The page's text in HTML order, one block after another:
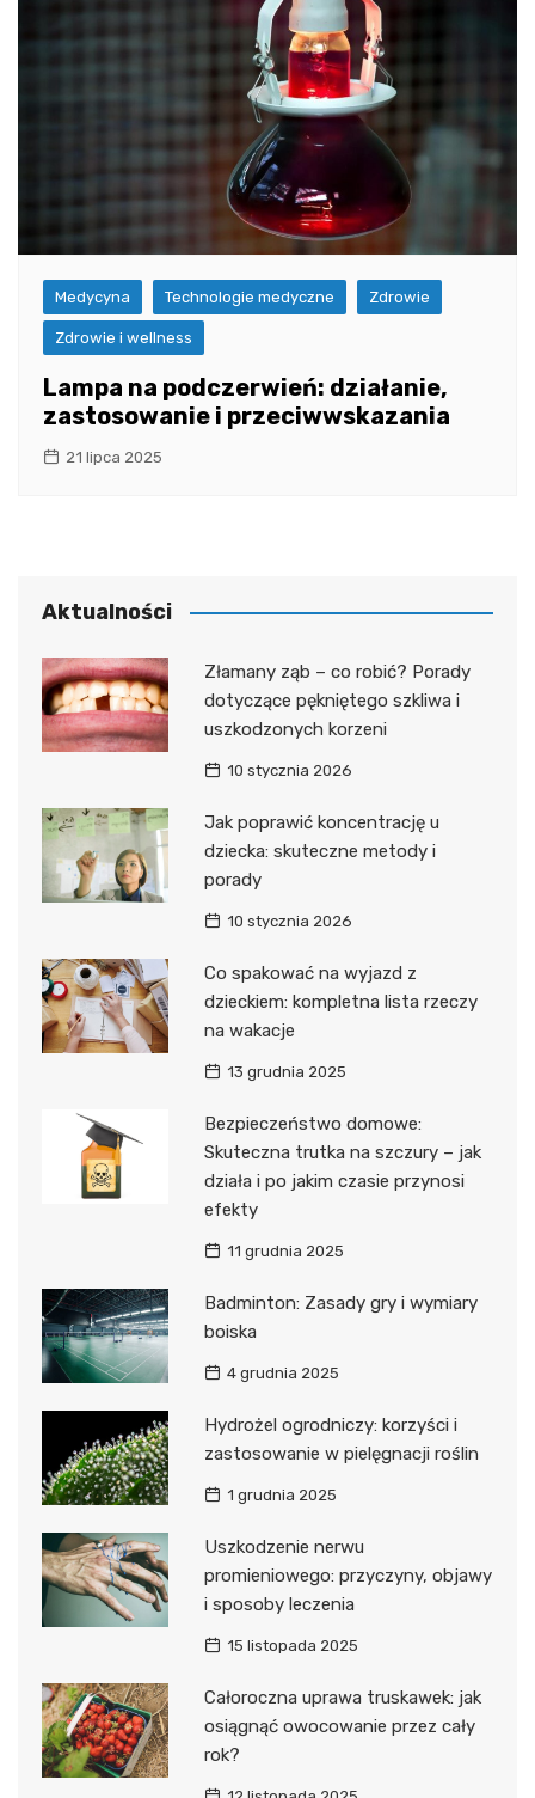
Medycyna Technologie medyczne Zdrowie
Zdrowie i wellness
Lampa na podczerwień: działanie,
zastosowanie i przeciwwskazania
21 lipca 2025
Aktualności
Złamany ząb – co robić? Porady
dotyczące pękniętego szkliwa i
uszkodzonych korzeni
10 stycznia 2026
Jak poprawić koncentrację u
dziecka: skuteczne metody i
porady
10 stycznia 2026
Co spakować na wyjazd z
dzieckiem: kompletna lista rzeczy
na wakacje
13 grudnia 2025
Bezpieczeństwo domowe:
Skuteczna trutka na szczury – jak
działa i po jakim czasie przynosi
efekty
11 grudnia 2025
Badminton: Zasady gry i wymiary
boiska
4 grudnia 2025
Hydrożel ogrodniczy: korzyści i
zastosowanie w pielęgnacji roślin
1 grudnia 2025
Uszkodzenie nerwu
promieniowego: przyczyny, objawy
i sposoby leczenia
15 listopada 2025
Całoroczna uprawa truskawek: jak
osiągnąć owocowanie przez cały
rok?